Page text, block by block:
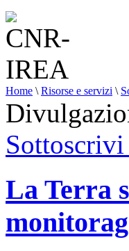
Home \ Risorse e servizi \
Sottoscrivi
La Terra